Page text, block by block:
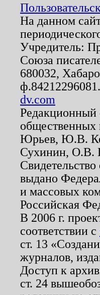
На данном
Учредитель:
Союза
680032,
dv.com
Редакционный
Юрьев, Ю.В.
Сухинин, О.В.
выдано
и массовых
Российская
В 2006 г.
соответствии с
ст. 13
журналов,
Доступ к
ст. 24